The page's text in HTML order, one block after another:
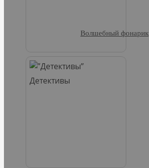
Детективы
Волшебный фонарик